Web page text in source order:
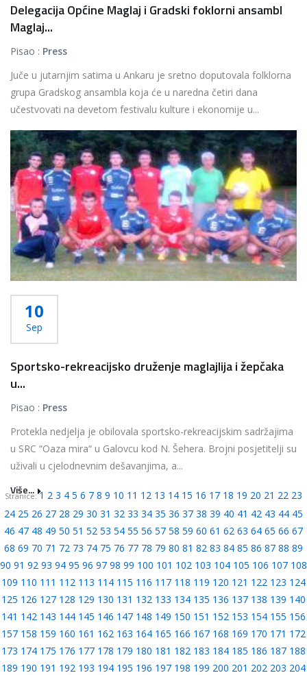
Delegacija Općine Maglaj i Gradski foklorni ansambl
Maglaj...
Pisao : Press
Juče u jutarnjim satima u Ankaru je sretno doputovala folklorna
grupa Gradskog ansambla koja će u naredna četiri dana
učestvovati na devetom festivalu kulture i ekonomije u...
Više...
10
Sep
Sportsko-rekreacijsko druženje maglajlija i žepčaka
u...
Pisao : Press
Protekla nedjelja je obilovala sportsko-rekreacijskim sadržajima
u SRC “Oaza mira“ u Galovcu kod N. Šehera. Brojni posjetitelji su
uživali u cjelodnevnim dešavanjima, a...
Više...
Stranice:1 2 3 4 5 6 7 8 9 10 11 12 13 14 15 16 17 18 19 20 21 22 23
24 25 26 27 28 29 30 31 32 33 34 35 36 37 38 39 40 41 42 43 44 45
46 47 48 49 50 51 52 53 54 55 56 57 58 59 60 61 62 63 64 65 66 67
68 69 70 71 72 73 74 75 76 77 78 79 80 81 82 83 84 85 86 87 88 89
90 91 92 93 94 95 96 97 98 99 100 101 102 103 104 105 106 107 108
109 110 111 112 113 114 115 116 117 118 119 120 121 122 123 124
125 126 127 128 129 130 131 132 133 134 135 136 137 138 139 140
141 142 143 144 145 146 147 148 149 150 151 152 153 154 155 156
157 158 159 160 161 162 163 164 165 166 167 168 169 170 171 172
173 174 175 176 177 178 179 180 181 182 183 184 185 186 187 188
189 190 191 192 193 194 195 196 197 198 199 200 201 202 203 204